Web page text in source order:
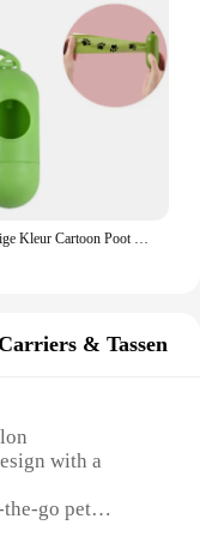
Willekeurige Kleur Cartoon Poot Grafische Hondenpoepzakken Poepzakjes Voor Huisdieren Lekvrije Hondenafvoerzakken Voor Dierbenodigdheden
& Tassen
with a
the-go pet